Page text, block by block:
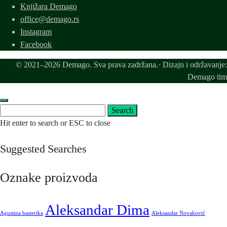
Knjižara Demago
office@demago.rs
Instagram
Facebook
© 2021–2026 Demago. Sva prava zadržana.· Dizajn i održavanje:
Demago tim
for:
Search
Hit enter to search or ESC to close
Suggested Searches
Oznake proizvoda
Agustina basterika Aleksandar Dima Aleksandar Novaković